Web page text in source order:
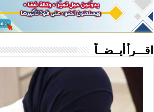
اقـــرأ أيــضــاً